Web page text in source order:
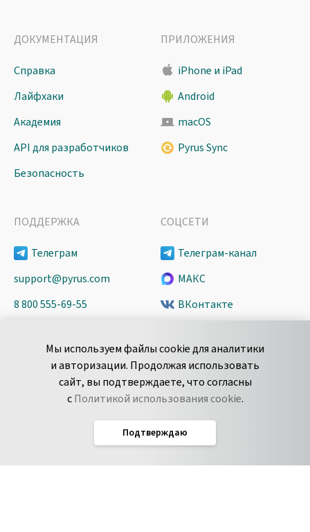
Мы используем файлы cookie для аналитики
и авторизации. Продолжая использовать
сайт, вы подтверждаете, что согласны
сПолитикой использования cookie.
Подтверждаю
ДОКУМЕНТАЦИЯ
Справка
Лайфхаки
Академия
API для разработчиков
Безопасность
ПРИЛОЖЕНИЯ
iPhone и iPad
Android
macOS
Pyrus Sync
ПОДДЕРЖКА
Телеграм
support@pyrus.com
8 800 555-69-55
пн-пт с 9 до 18 часов (Мск)
Сообщить об
уязвимости
СОЦСЕТИ
Телеграм-канал
МАКС
ВКонтакте
Spark
Дзен
Соглашение об обработке данных